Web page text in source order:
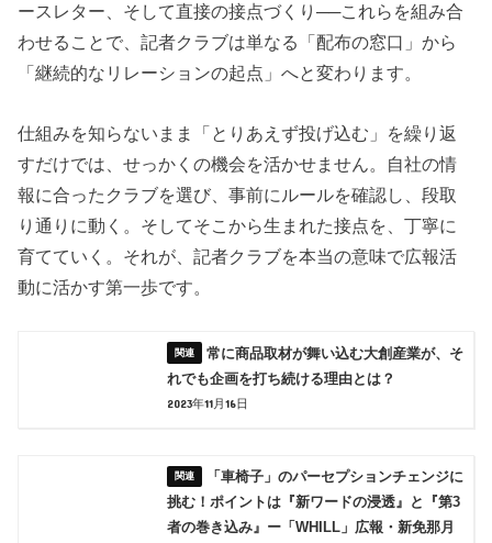
ースレター、そして直接の接点づくり──これらを組み合
わせることで、記者クラブは単なる「配布の窓口」から
「継続的なリレーションの起点」へと変わります。
仕組みを知らないまま「とりあえず投げ込む」を繰り返
すだけでは、せっかくの機会を活かせません。自社の情
報に合ったクラブを選び、事前にルールを確認し、段取
り通りに動く。そしてそこから生まれた接点を、丁寧に
育てていく。それが、記者クラブを本当の意味で広報活
動に活かす第一歩です。
常に商品取材が舞い込む大創産業が、そ
れでも企画を打ち続ける理由とは？
2023年11月16日
「車椅子」のパーセプションチェンジに
挑む！ポイントは『新ワードの浸透』と『第3
者の巻き込み』ー「WHILL」広報・新免那月